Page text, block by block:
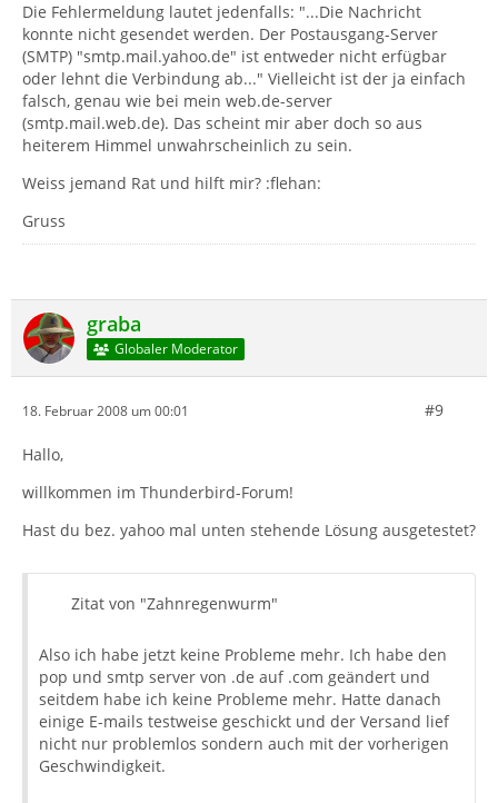
Die Fehlermeldung lautet jedenfalls: "...Die Nachricht
konnte nicht gesendet werden. Der Postausgang-Server
(SMTP) "smtp.mail.yahoo.de" ist entweder nicht erfügbar
oder lehnt die Verbindung ab..." Vielleicht ist der ja einfach
falsch, genau wie bei mein web.de-server
(smtp.mail.web.de). Das scheint mir aber doch so aus
heiterem Himmel unwahrscheinlich zu sein.
Weiss jemand Rat und hilft mir? :flehan:
Gruss
graba
Globaler Moderator
18. Februar 2008 um 00:01 #9
Hallo,
willkommen im Thunderbird-Forum!
Hast du bez. yahoo mal unten stehende Lösung ausgetestet?
Zitat von "Zahnregenwurm"
Also ich habe jetzt keine Probleme mehr. Ich habe den
pop und smtp server von .de auf .com geändert und
seitdem habe ich keine Probleme mehr. Hatte danach
einige E-mails testweise geschickt und der Versand lief
nicht nur problemlos sondern auch mit der vorherigen
Geschwindigkeit.